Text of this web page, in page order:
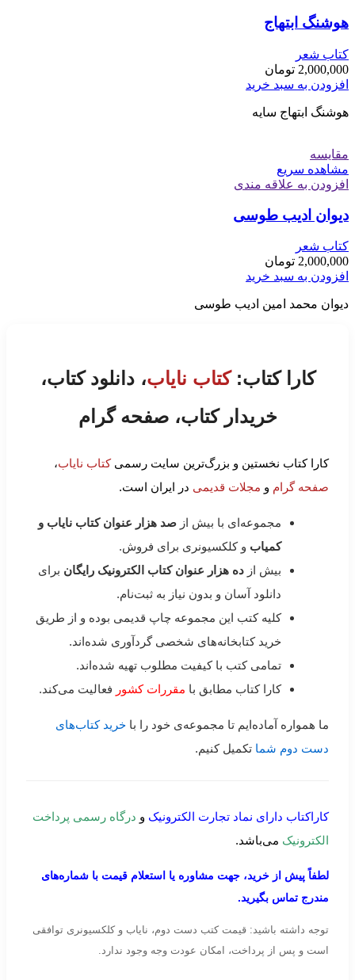
هوشنگ ابتهاج
کتاب شعر
2,000,000 تومان
افزودن به سبد خرید
هوشنگ ابتهاج سایه
مقایسه
مشاهده سریع
افزودن به علاقه مندی
دیوان ادیب طوسی
کتاب شعر
2,000,000 تومان
افزودن به سبد خرید
دیوان محمد امین ادیب طوسی
کارا کتاب:کتاب نایاب، دانلود کتاب،
خریدار کتاب، صفحه گرام
کارا کتاب نخستین و بزرگ‌ترین سایت رسمیکتاب نایاب،
صفحه گرام و مجلات قدیمی در ایران است.
مجموعه‌ای با بیش از صد هزار عنوان کتاب نایاب و
کمیاب و کلکسیونری برای فروش.
بیش از ده هزار عنوان کتاب الکترونیک رایگان برای
دانلود آسان و بدون نیاز به ثبت‌نام.
کلیه کتب این مجموعه چاپ قدیمی بوده و از طریق
خرید کتابخانه‌های شخصی گردآوری شده‌اند.
تمامی کتب با کیفیت مطلوب تهیه شده‌اند.
کارا کتاب مطابق با مقررات کشور فعالیت می‌کند.
ما همواره آماده‌ایم تا مجموعه‌ی خود را با خرید کتاب‌های
دست دوم شما تکمیل کنیم.
کاراکتاب دارای نماد تجارت الکترونیک و درگاه رسمی پرداخت
الکترونیک می‌باشد.
لطفاً پیش از خرید، جهت مشاوره یا استعلام قیمت با شماره‌های
مندرج تماس بگیرید.
توجه داشته باشید: قیمت کتب دست دوم، نایاب و کلکسیونری توافقی
است و پس از پرداخت، امکان عودت وجه وجود ندارد.